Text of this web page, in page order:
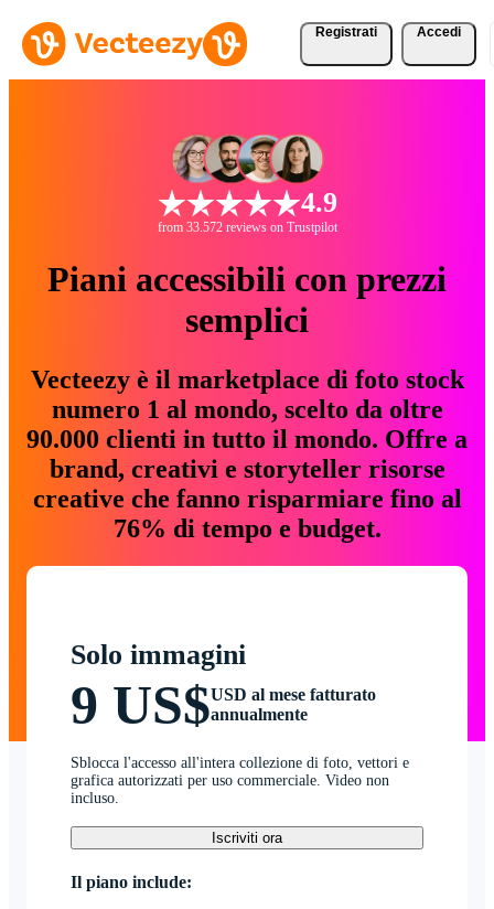
Registrati Accedi
4.9
from 33.572 reviews on Trustpilot
Piani accessibili con prezzi
semplici
Vecteezy è il marketplace di foto stock
numero 1 al mondo, scelto da oltre
90.000 clienti in tutto il mondo. Offre a
brand, creativi e storyteller risorse
creative che fanno risparmiare fino al
76% di tempo e budget.
Solo immagini
9 US$USD al mese fatturato
annualmente
Sblocca l'accesso all'intera collezione di foto, vettori e
grafica autorizzati per uso commerciale. Video non
incluso.
Iscriviti ora
Il piano include: